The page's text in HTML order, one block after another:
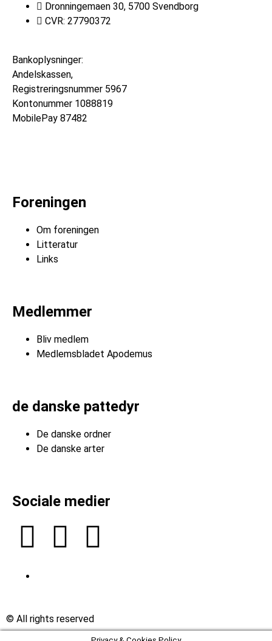
Dronningemaen 30, 5700 Svendborg
CVR: 27790372
Bankoplysninger:
Andelskassen,
Registreringsnummer 5967
Kontonummer 1088819
MobilePay 87482
Foreningen
Om foreningen
Litteratur
Links
Medlemmer
Bliv medlem
Medlemsbladet Apodemus
de danske pattedyr
De danske ordner
De danske arter
Sociale medier
© All rights reserved